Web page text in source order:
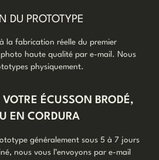
DU PROTOTYPE
la fabrication réelle du premier
haute qualité par e-mail. Nous
physiquement.
VOTRE ÉCUSSON BRODÉ,
EN CORDURA
généralement sous 5 à 7 jours
nous vous l’envoyons par e-mail